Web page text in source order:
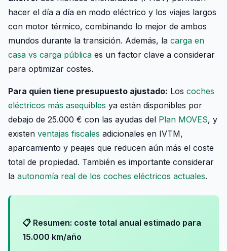
hacer el día a día en modo eléctrico y los viajes largos
con motor térmico, combinando lo mejor de ambos
mundos durante la transición. Además, la carga en
casa vs carga pública es un factor clave a considerar
para optimizar costes.
Para quien tiene presupuesto ajustado: Los coches
eléctricos más asequibles ya están disponibles por
debajo de 25.000 € con las ayudas del Plan MOVES, y
existen ventajas fiscales adicionales en IVTM,
aparcamiento y peajes que reducen aún más el coste
total de propiedad. También es importante considerar
la autonomía real de los coches eléctricos actuales.
📋 Resumen: coste total anual estimado para
15.000 km/año